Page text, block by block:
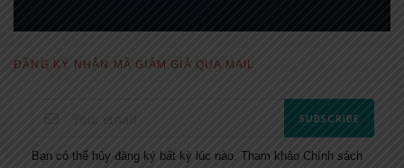
ĐĂNG KÝ NHẬN MÃ GIẢM GIÁ QUA MAIL
SUBSCRIBE
Bạn có thể hủy đăng ký bất kỳ lúc nào. Tham khảo Chính sách